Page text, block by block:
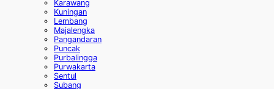
Karawang
Kuningan
Lembang
Majalengka
Pangandaran
Puncak
Purbalingga
Purwakarta
Sentul
Subang